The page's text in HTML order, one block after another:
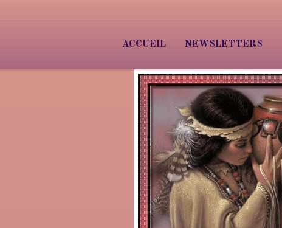
ACCUEIL NEWSLETTERS